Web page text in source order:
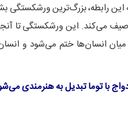
رابطه، بزرگ‌ترین ورشکستگی
می‌کند. این ورشکستگی تا
انسان‌ها ختم می‌شود و انسان
با توما تبدیل به هنرمندی